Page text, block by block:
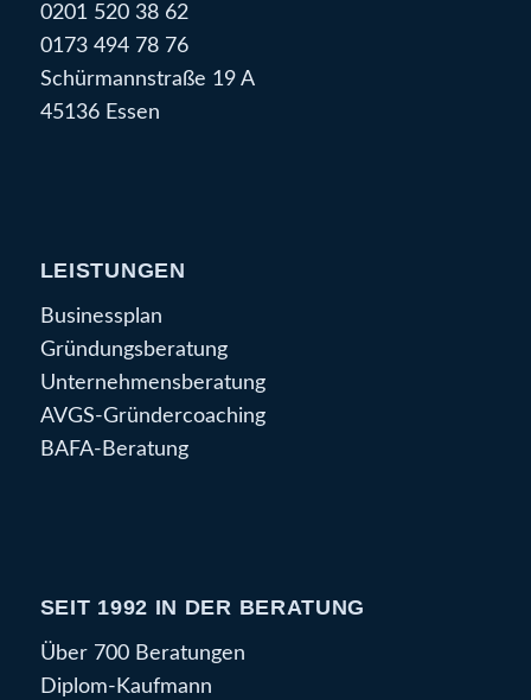
0201 520 38 62
0173 494 78 76
Schürmannstraße 19 A
45136 Essen
LEISTUNGEN
Businessplan
Gründungsberatung
Unternehmensberatung
AVGS-Gründercoaching
BAFA-Beratung
SEIT 1992 IN DER BERATUNG
Über 700 Beratungen
Diplom-Kaufmann